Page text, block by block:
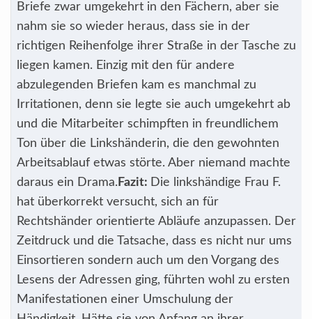
Briefe zwar umgekehrt in den Fächern, aber sie
nahm sie so wieder heraus, dass sie in der
richtigen Reihenfolge ihrer Straße in der Tasche zu
liegen kamen. Einzig mit den für andere
abzulegenden Briefen kam es manchmal zu
Irritationen, denn sie legte sie auch umgekehrt ab
und die Mitarbeiter schimpften in freundlichem
Ton über die Linkshänderin, die den gewohnten
Arbeitsablauf etwas störte. Aber niemand machte
daraus ein Drama. Fazit: Die linkshändige Frau F.
hat überkorrekt versucht, sich an für
Rechtshänder orientierte Abläufe anzupassen. Der
Zeitdruck und die Tatsache, dass es nicht nur ums
Einsortieren sondern auch um den Vorgang des
Lesens der Adressen ging, führten wohl zu ersten
Manifestationen einer Umschulung der